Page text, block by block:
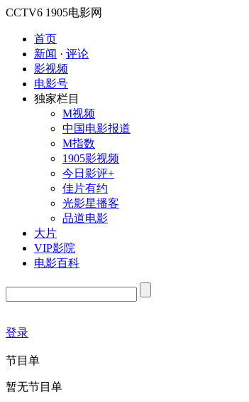
CCTV6 1905电影网
首页
新闻 · 评论
影视频
电影号
独家栏目
M视频
中国电影报道
M指数
1905影视频
今日影评+
佳片有约
光影星播客
品道电影
大片
VIP影院
电影百科
登录
节目单
暂无节目单